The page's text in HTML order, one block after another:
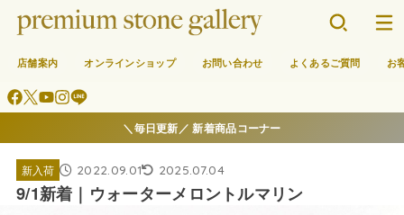
店舗案内 オンラインショップ お問い合わせ よくあるご質問 お
＼毎日更新／ 新着商品コーナー
新入荷 2022.09.01 2025.07.04
9/1新着｜ウォーターメロントルマリン